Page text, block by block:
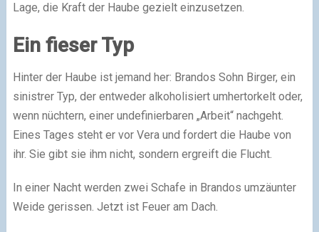
Lage, die Kraft der Haube gezielt einzusetzen.
Ein fieser Typ
Hinter der Haube ist jemand her: Brandos Sohn Birger, ein
sinistrer Typ, der entweder alkoholisiert umhertorkelt oder,
wenn nüchtern, einer undefinierbaren „Arbeit“ nachgeht.
Eines Tages steht er vor Vera und fordert die Haube von
ihr. Sie gibt sie ihm nicht, sondern ergreift die Flucht.
In einer Nacht werden zwei Schafe in Brandos umzäunter
Weide gerissen. Jetzt ist Feuer am Dach.